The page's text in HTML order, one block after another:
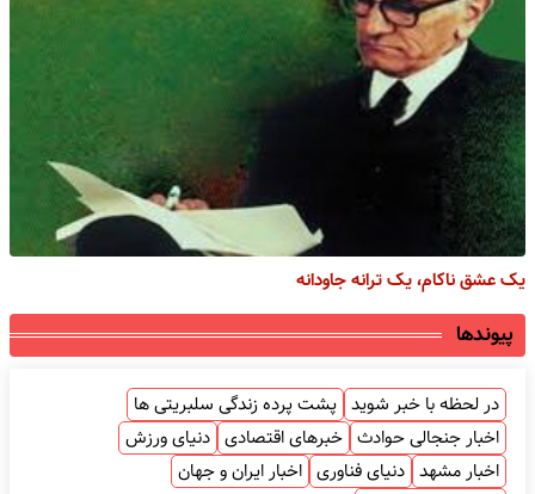
یک عشق ناکام، یک ترانه جاودانه
پیوندها
در لحظه با خبر شوید پشت پرده زندگی سلبریتی ها
اخبار جنجالی حوادث خبرهای اقتصادی دنیای ورزش
اخبار مشهد دنیای فناوری اخبار ایران و جهان